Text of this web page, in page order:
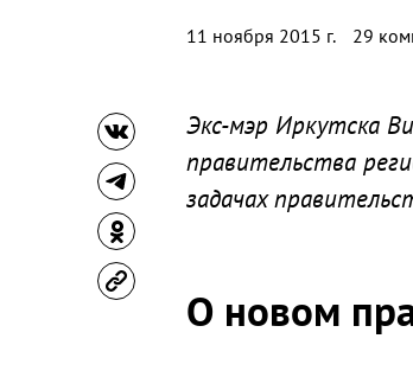
11 ноября 2015 г. 29
Экс-мэр Иркутска
правительства
задачах
О новом